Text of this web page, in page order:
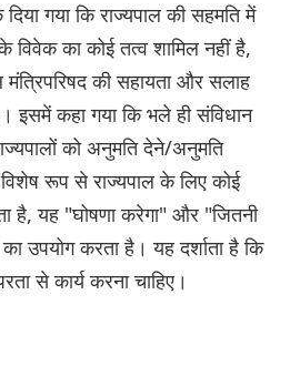
गया कि राज्यपाल की सहमति में
विवेक का कोई तत्व शामिल नहीं है,
की सहायता और सलाह
इसमें कहा गया कि भले ही संविधान
को अनुमति देने/अनुमति
रूप से राज्यपाल के लिए कोई
है, यह "घोषणा करेगा" और "जितनी
उपयोग करता है। यह दर्शाता है कि
से कार्य करना चाहिए।